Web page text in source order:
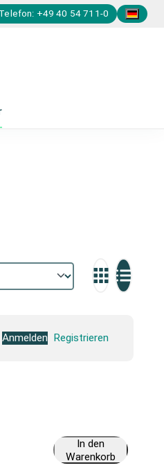
+49 40 54 711-0
Anmelden Registrieren
In den
Warenkorb